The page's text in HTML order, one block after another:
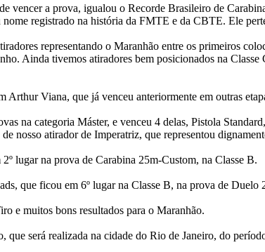
vencer a prova, igualou o Recorde Brasileiro de
registrado na história da FMTE e da CBTE. Ele
representando o Maranhão entre os primeiros
Ainda tivemos atiradores bem posicionados na
Viana, que já venceu anteriormente em outras
na categoria Máster, e venceu 4 delas, Pistola
nosso atirador de Imperatriz, que representou
lugar na prova de Carabina 25m-Custom, na Classe B.
que ficou em 6º lugar na Classe B, na prova de
e muitos bons resultados para o Maranhão.
será realizada na cidade do Rio de Janeiro, do